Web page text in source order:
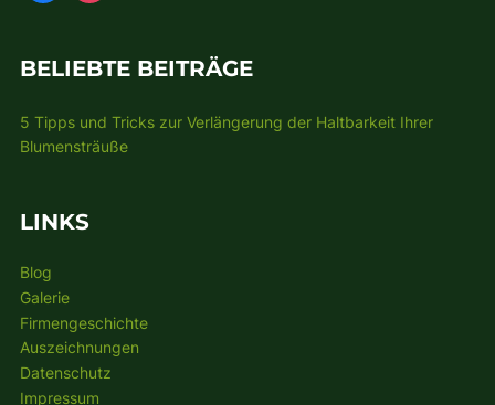
BELIEBTE BEITRÄGE
5 Tipps und Tricks zur Verlängerung der Haltbarkeit Ihrer
Blumensträuße
LINKS
Blog
Galerie
Firmengeschichte
Auszeichnungen
Datenschutz
Impressum